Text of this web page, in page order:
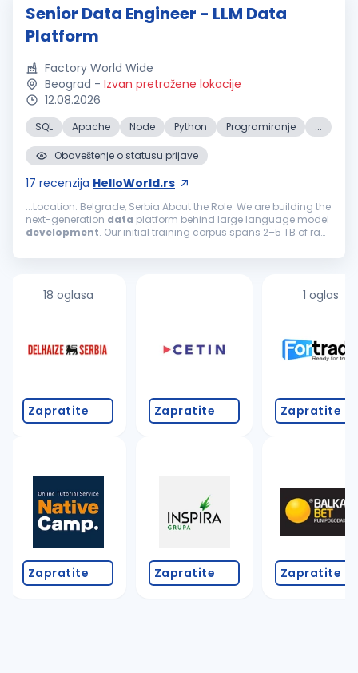
Senior Data Engineer - LLM Data
Platform
Factory World Wide
Beograd - Izvan pretražene lokacije
12.08.2026
SQL Apache Node Python Programiranje ...
Obaveštenje o statusu prijave
17 recenzija HelloWorld.rs
...Location: Belgrade, Serbia About the Role: We are building the
next-generation data platform behind large language model
development. Our initial training corpus spans 2–5 TB of raw,
18 oglasa
Zapratite
Zapratite
Zapratite
Zapratite
1 oglas
Zapratite
Zapratite